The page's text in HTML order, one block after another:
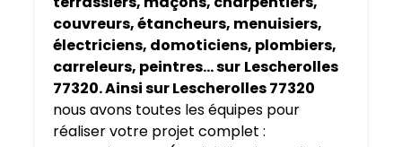
couvreurs, étancheurs, menuisiers,
électriciens, domoticiens, plombiers,
carreleurs, peintres… sur Lescherolles
77320. Ainsi sur Lescherolles 77320
nous avons toutes les équipes pour
réaliser votre projet complet :